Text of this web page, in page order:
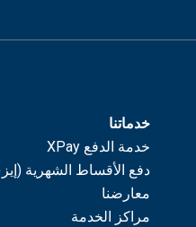
خدماتنا
خدمة الدفع XPay
دفع الأقساط الشهرية
معارضنا
مراكز الخدمة